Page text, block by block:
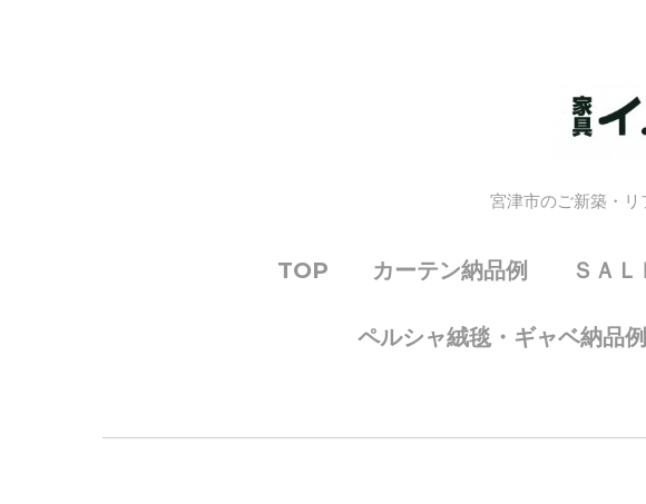
宮津市のご新築・
TOP カーテン納品例 ＳＡ
ペルシャ絨毯・ギャベ納品例